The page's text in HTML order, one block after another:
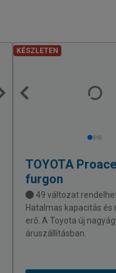
KÉSZLETEN
TOYOTA
furgon
49 változat
Hatalmas kapacitás és
erő. A Toyota új
áruszállításban.